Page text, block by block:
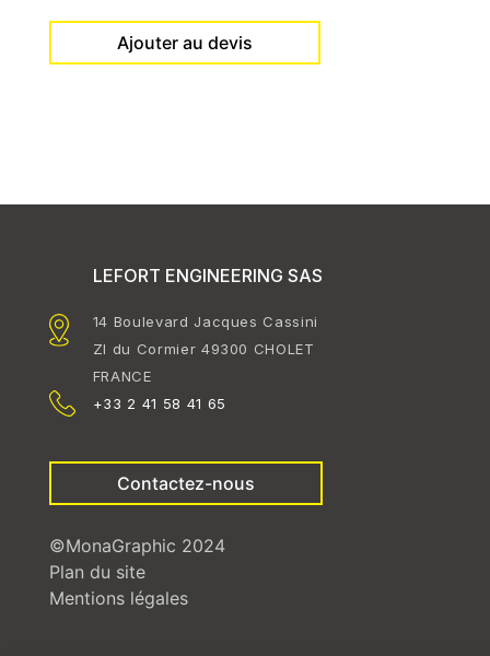
Ajouter au devis
LEFORT ENGINEERING SAS
14 Boulevard Jacques Cassini
ZI du Cormier 49300 CHOLET
FRANCE
+33 2 41 58 41 65
Contactez-nous
©MonaGraphic 2024
Plan du site
Mentions légales